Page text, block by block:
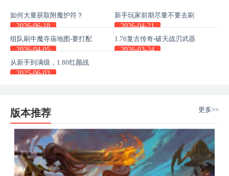
如何大量获取附魔护符？
2026-06-18
新手玩家前期尽量不要去刷
副本地图，这些主线任务收
益也很高
2026-04-21
组队刷牛魔寺庙地图-要打配
合不然通关不了
2026-04-05
1.76复古传奇-破天战刃武器
不单是pk神器，更是身份的
2026-03-24
从新手到满级，1.80红颜战
神传奇SF高性价比装备组合
2025-06-03
版本推荐 更多>>